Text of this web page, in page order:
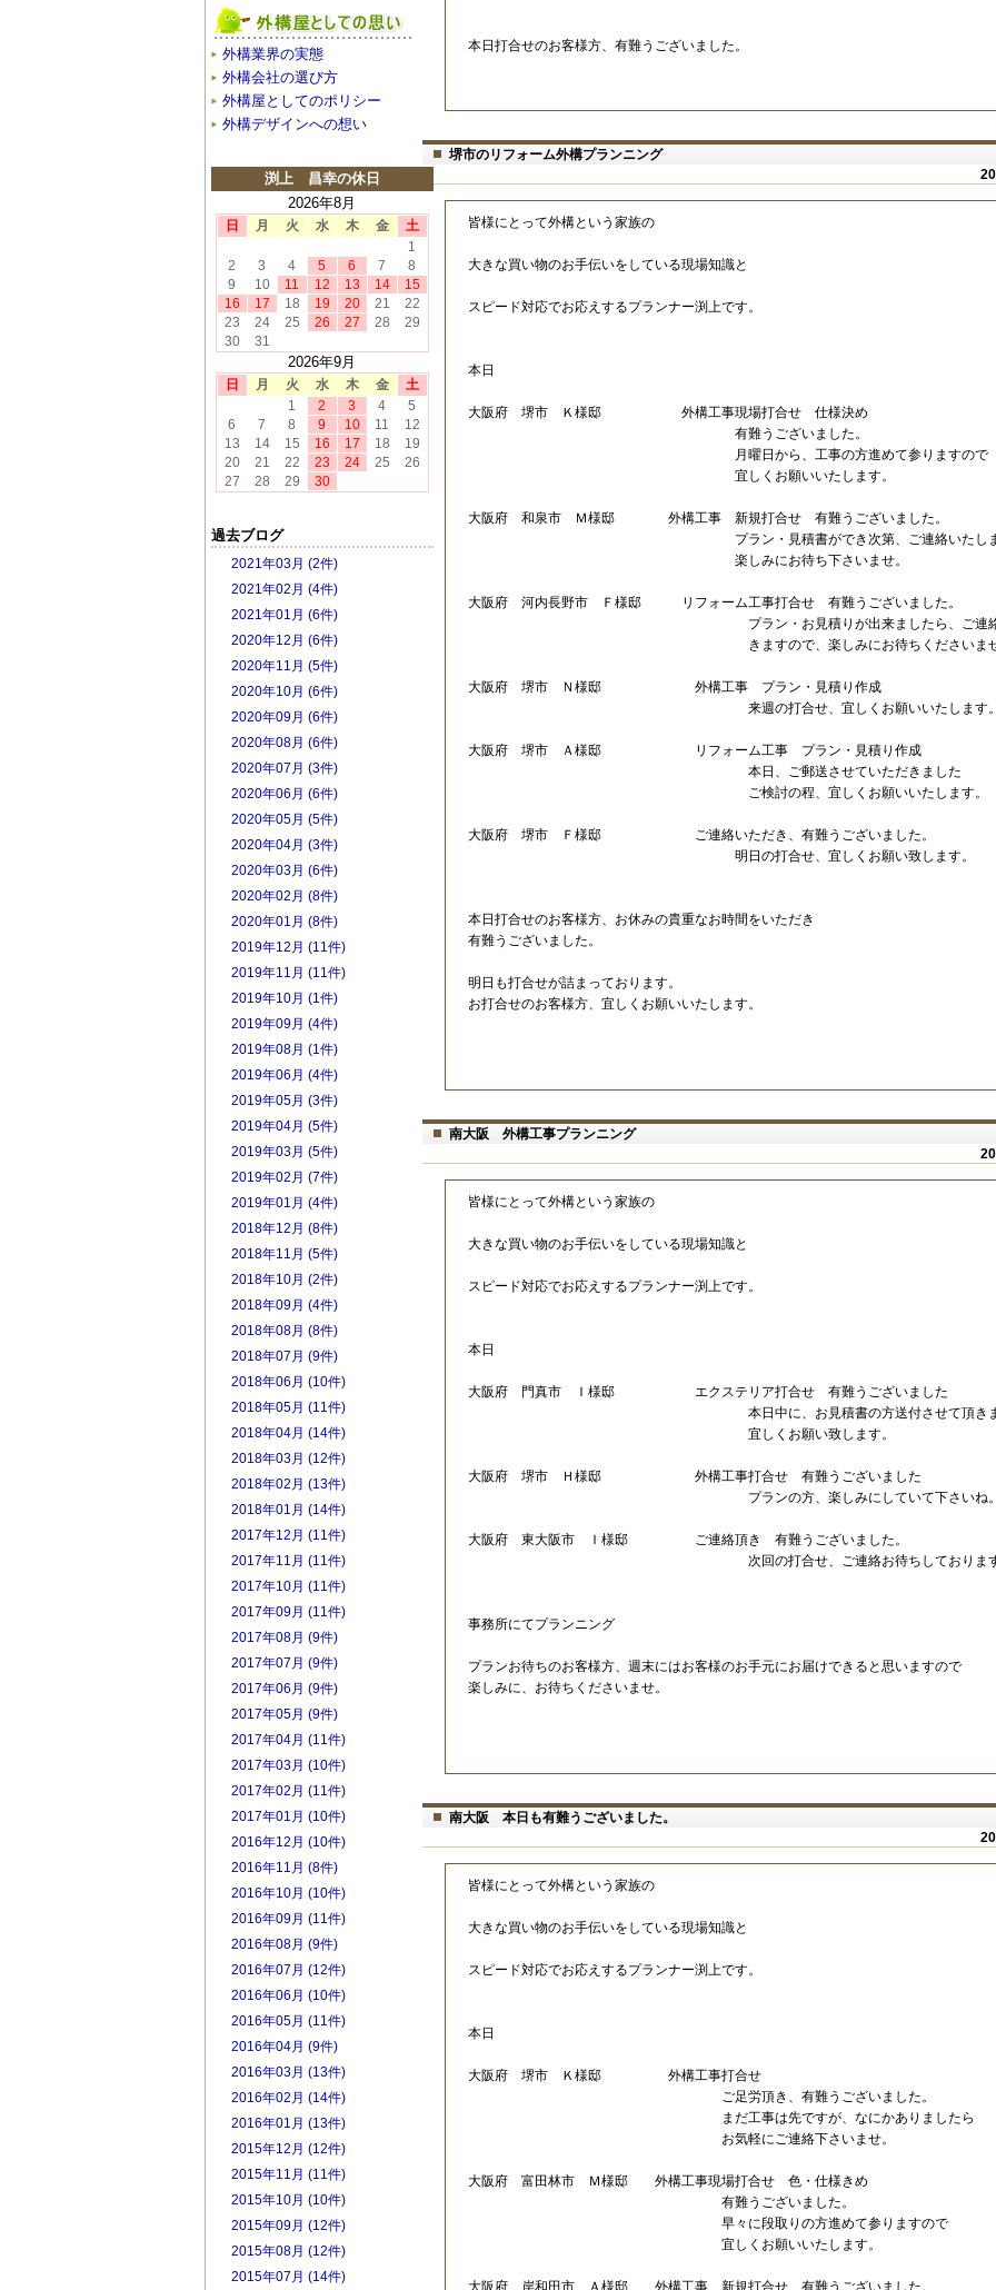
本日打合せのお客様方、有難うございました。
堺市のリフォーム外構プランニング
皆様にとって外構という家族の
大きな買い物のお手伝いをしている現場知識と
スピード対応でお応えするプランナー渕上です。
本日
大阪府 堺市 Ｋ様邸 外構工事現場打合せ 仕様決め
有難うございました。
月曜日から、工事の方進めて参りますので
宜しくお願いいたします。
大阪府 和泉市 Ｍ様邸 外構工事 新規打合せ 有難うございました。
プラン・見積書ができ次第、ご連絡いたします
楽しみにお待ち下さいませ。
大阪府 河内長野市 Ｆ様邸 リフォーム工事打合せ 有難うございました。
プラン・お見積りが出来ましたら、ご連絡さ
きますので、楽しみにお待ちくださいませ
大阪府 堺市 Ｎ様邸 外構工事 プラン・見積り作成
来週の打合せ、宜しくお願いいたします。
大阪府 堺市 Ａ様邸 リフォーム工事 プラン・見積り作成
本日、ご郵送させていただきました
ご検討の程、宜しくお願いいたします。
大阪府 堺市 Ｆ様邸 ご連絡いただき、有難うございました。
明日の打合せ、宜しくお願い致します。
本日打合せのお客様方、お休みの貴重なお時間をいただき
有難うございました。
明日も打合せが詰まっております。
お打合せのお客様方、宜しくお願いいたします。
南大阪 外構工事プランニング
皆様にとって外構という家族の
大きな買い物のお手伝いをしている現場知識と
スピード対応でお応えするプランナー渕上です。
本日
大阪府 門真市 Ｉ様邸 エクステリア打合せ 有難うございました
本日中に、お見積書の方送付させて頂きます
宜しくお願い致します。
大阪府 堺市 Ｈ様邸 外構工事打合せ 有難うございました
プランの方、楽しみにしていて下さいね。
大阪府 東大阪市 Ｉ様邸 ご連絡頂き 有難うございました。
次回の打合せ、ご連絡お待ちしております
事務所にてプランニング
プランお待ちのお客様方、週末にはお客様のお手元にお届けできると思いますので
楽しみに、お待ちくださいませ。
南大阪 本日も有難うございました。
皆様にとって外構という家族の
大きな買い物のお手伝いをしている現場知識と
スピード対応でお応えするプランナー渕上です。
本日
大阪府 堺市 Ｋ様邸 外構工事打合せ
ご足労頂き、有難うございました。
まだ工事は先ですが、なにかありましたら
お気軽にご連絡下さいませ。
大阪府 富田林市 Ｍ様邸 外構工事現場打合せ 色・仕様きめ
有難うございました。
早々に段取りの方進めて参りますので
宜しくお願いいたします。
大阪府 岸和田市 Ａ様邸 外構工事 新規打合せ 有難うございました。
外構業界の実態
外構会社の選び方
外構屋としてのポリシー
外構デザインへの想い
渕上 昌幸の休日
2026年8月
日 月 火 水 木 金
土
1
2
3 4 5 6 7
8
9
10 11 12 13 14
15
16
17 18 19 20 21
22
23
24 25 26 27 28
29
30
31
2026年9月
日 月 火 水 木 金
土
1
2 3 4
5
6
7 8 9 10 11
12
13
14 15 16 17 18
19
20
21 22 23 24 25
26
27
28 29 30
過去ブログ
2021年03月 (2件)
2021年02月 (4件)
2021年01月 (6件)
2020年12月 (6件)
2020年11月 (5件)
2020年10月 (6件)
2020年09月 (6件)
2020年08月 (6件)
2020年07月 (3件)
2020年06月 (6件)
2020年05月 (5件)
2020年04月 (3件)
2020年03月 (6件)
2020年02月 (8件)
2020年01月 (8件)
2019年12月 (11件)
2019年11月 (11件)
2019年10月 (1件)
2019年09月 (4件)
2019年08月 (1件)
2019年06月 (4件)
2019年05月 (3件)
2019年04月 (5件)
2019年03月 (5件)
2019年02月 (7件)
2019年01月 (4件)
2018年12月 (8件)
2018年11月 (5件)
2018年10月 (2件)
2018年09月 (4件)
2018年08月 (8件)
2018年07月 (9件)
2018年06月 (10件)
2018年05月 (11件)
2018年04月 (14件)
2018年03月 (12件)
2018年02月 (13件)
2018年01月 (14件)
2017年12月 (11件)
2017年11月 (11件)
2017年10月 (11件)
2017年09月 (11件)
2017年08月 (9件)
2017年07月 (9件)
2017年06月 (9件)
2017年05月 (9件)
2017年04月 (11件)
2017年03月 (10件)
2017年02月 (11件)
2017年01月 (10件)
2016年12月 (10件)
2016年11月 (8件)
2016年10月 (10件)
2016年09月 (11件)
2016年08月 (9件)
2016年07月 (12件)
2016年06月 (10件)
2016年05月 (11件)
2016年04月 (9件)
2016年03月 (13件)
2016年02月 (14件)
2016年01月 (13件)
2015年12月 (12件)
2015年11月 (11件)
2015年10月 (10件)
2015年09月 (12件)
2015年08月 (12件)
2015年07月 (14件)